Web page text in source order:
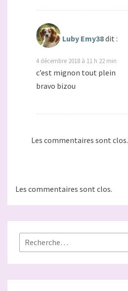
Luby Emy38dit :
4 décembre 2018 à 11 h 22 min
c’est mignon tout plein
bravo bizou
Les commentaires sont clos.
Les commentaires sont clos.
Rechercher :